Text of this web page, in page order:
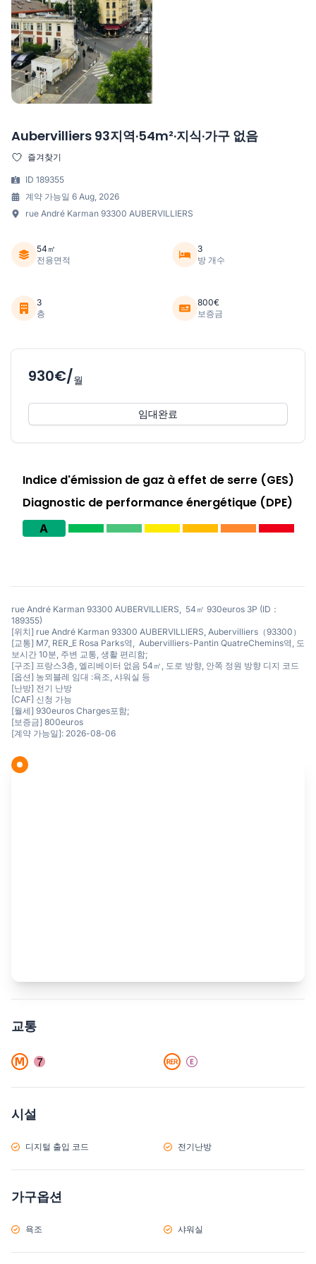
Aubervilliers 93지역·54m²·지식·가구 없음
즐겨찾기
ID 189355
계약 가능일 6 Aug, 2026
rue André Karman 93300 AUBERVILLIERS
54㎡
전용면적
3
방 개수
3
층
800€
보증금
930€/월
임대완료
Indice d'émission de gaz à effet de serre (GES)
Diagnostic de performance énergétique (DPE)
A
rue André Karman 93300 AUBERVILLIERS, 54㎡ 930euros 3P (ID：
189355)
[위치] rue André Karman 93300 AUBERVILLIERS, Aubervilliers（93300）
[교통] M7, RER_E Rosa Parks역, Aubervilliers-Pantin QuatreChemins역, 도
보시간 10분, 주변 교통, 생활 편리함;
[구조] 프랑스3층, 엘리베이터 없음 54㎡, 도로 방향, 안쪽 정원 방향 디지 코드
[옵션] 농뫼블레 임대 :욕조, 샤워실 등
[난방] 전기 난방
[CAF] 신청 가능
[월세] 930euros Charges포함;
[보증금] 800euros
[계약 가능일]: 2026-08-06
교통
시설
디지털 출입 코드 전기난방
가구옵션
욕조 샤워실